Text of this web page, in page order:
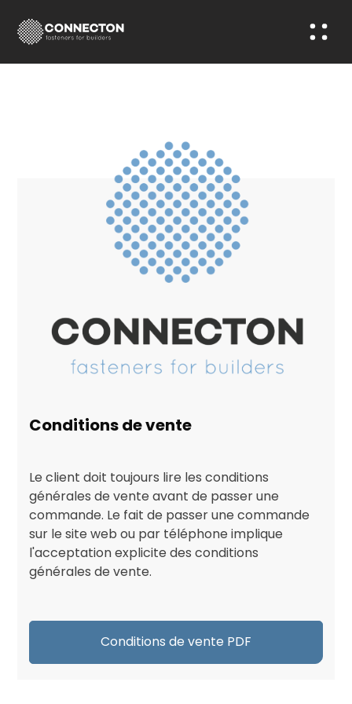
Conditions de vente
Le client doit toujours lire les conditions
générales de vente avant de passer une
commande. Le fait de passer une commande
sur le site web ou par téléphone implique
l'acceptation explicite des conditions
générales de vente.
Conditions de vente PDF